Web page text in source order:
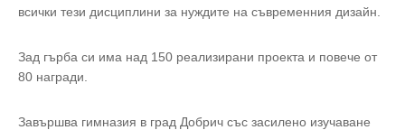
всички тези дисциплини за нуждите на съвременния дизайн.
Зад гърба си има над 150 реализирани проекта и повече от
80 награди.
Завършва гимназия в град Добрич със засилено изучаване